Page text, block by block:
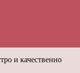
и качественно